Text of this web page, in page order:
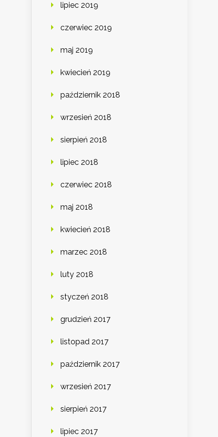
lipiec 2019
czerwiec 2019
maj 2019
kwiecień 2019
październik 2018
wrzesień 2018
sierpień 2018
lipiec 2018
czerwiec 2018
maj 2018
kwiecień 2018
marzec 2018
luty 2018
styczeń 2018
grudzień 2017
listopad 2017
październik 2017
wrzesień 2017
sierpień 2017
lipiec 2017